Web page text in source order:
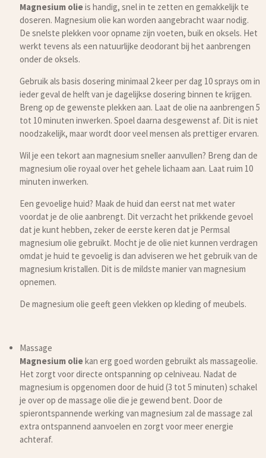
Magnesium olieis handig, snel in te zetten en gemakkelijk te
doseren. Magnesium olie kan worden aangebracht waar nodig.
De snelste plekken voor opname zijn voeten, buik en oksels. Het
werkt tevens als een natuurlijke deodorant bij het aanbrengen
onder de oksels.
Gebruik als basis dosering minimaal 2 keer per dag 10 sprays om in
ieder geval de helft van je dagelijkse dosering binnen te krijgen.
Breng op de gewenste plekken aan. Laat de olie na aanbrengen 5
tot 10 minuten inwerken. Spoel daarna desgewenst af. Dit is niet
noodzakelijk, maar wordt door veel mensen als prettiger ervaren.
Wil je een tekort aan magnesium sneller aanvullen? Breng dan de
magnesium olie royaal over het gehele lichaam aan. Laat ruim 10
minuten inwerken.
Een gevoelige huid? Maak de huid dan eerst nat met water
voordat je de olie aanbrengt. Dit verzacht het prikkende gevoel
dat je kunt hebben, zeker de eerste keren dat je Permsal
magnesium olie gebruikt. Mocht je de olie niet kunnen verdragen
omdat je huid te gevoelig is dan adviseren we het gebruik van de
magnesium kristallen. Dit is de mildste manier van magnesium
opnemen.
De magnesium olie geeft geen vlekken op kleding of meubels.
Massage
Magnesium oliekan erg goed worden gebruikt als massageolie.
Het zorgt voor directe ontspanning op celniveau. Nadat de
magnesium is opgenomen door de huid (3 tot 5 minuten) schakel
je over op de massage olie die je gewend bent. Door de
spierontspannende werking van magnesium zal de massage zal
extra ontspannend aanvoelen en zorgt voor meer energie
achteraf.